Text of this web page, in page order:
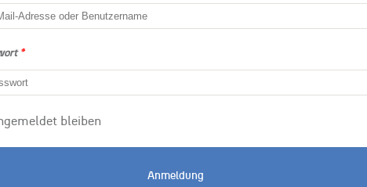
*
bleiben
Anmeldung